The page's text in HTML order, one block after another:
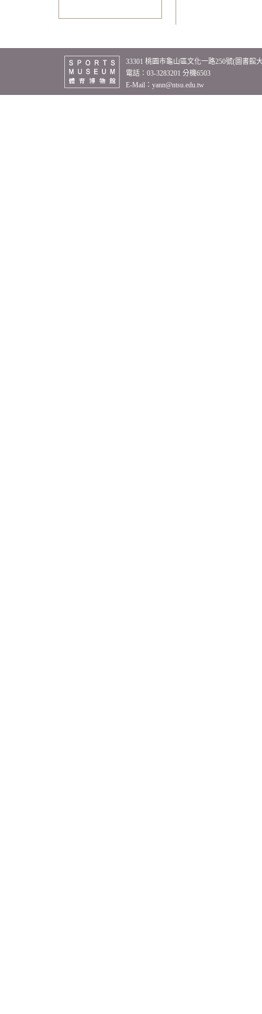
33301 桃園市龜山區文化一路250號(圖書館
電話：03-3283201 分機6503
E-Mail： yann@ntsu.edu.tw